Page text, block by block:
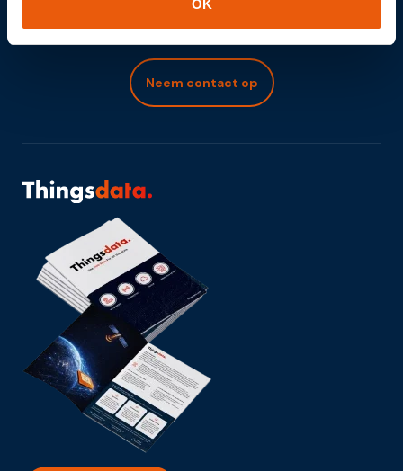
OK
projecten bespreken.
Neem contact op